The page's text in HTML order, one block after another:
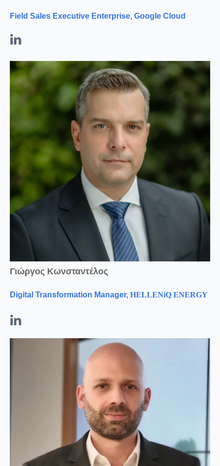
Field Sales Executive Enterprise, Google Cloud
Γιώργος Κωνσταντέλος
Digital Transformation Manager, HELLENiQ ENERGY